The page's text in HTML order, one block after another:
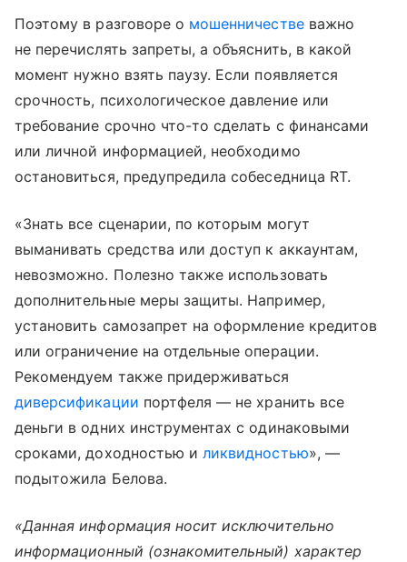
Поэтому в разговоре о мошенничествеважно
не перечислять запреты, а объяснить, в какой
момент нужно взять паузу. Если появляется
срочность, психологическое давление или
требование срочно что-то сделать с финансами
или личной информацией, необходимо
остановиться, предупредила собеседница RT.
«Знать все сценарии, по которым могут
выманивать средства или доступ к аккаунтам,
невозможно. Полезно также использовать
дополнительные меры защиты. Например,
установить самозапрет на оформление кредитов
или ограничение на отдельные операции.
Рекомендуем также придерживаться
диверсификации портфеля — не хранить все
деньги в одних инструментах с одинаковыми
сроками, доходностью иликвидностью», —
подытожила Белова.
«Данная информация носит исключительно
информационный (ознакомительный) характер